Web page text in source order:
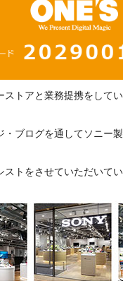
ストアと業務提携をして
・ブログを通してソニー
ストをさせていただいてい